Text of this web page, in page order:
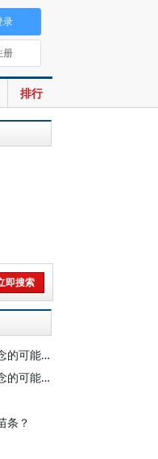
排行
录
册
时东陆：用古代语言描述现代概念的可能性
时东陆：用古代语言描述现代概念的可能性
条？